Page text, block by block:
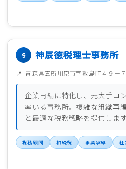
神辰徳税理士事務所
青森県五所川原市字敷島町４９－７
企業再編に特化し、元大手コ
率いる事務所。複雑な組織再
と最適な税務戦略を提供します
税務顧問 相続税 事業承継 経